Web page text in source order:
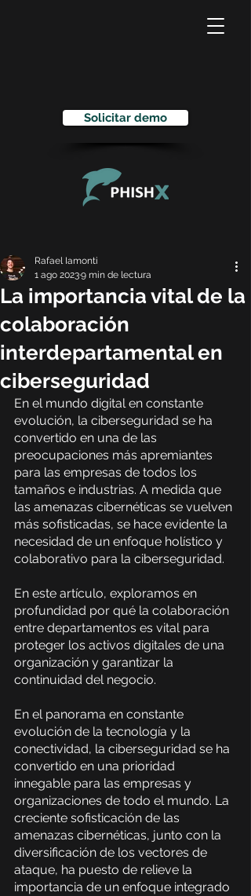
Solicitar demo
La importancia vital de la
colaboración
interdepartamental en
ciberseguridad
Rafael Iamonti
1 ago 20239 min de lectura
En el mundo digital en constante
evolución, la ciberseguridad se ha
convertido en una de las
preocupaciones más apremiantes
para las empresas de todos los
tamaños e industrias. A medida que
las amenazas cibernéticas se vuelven
más sofisticadas, se hace evidente la
necesidad de un enfoque holístico y
colaborativo para la ciberseguridad.
En este artículo, exploramos en
profundidad por qué la colaboración
entre departamentos es vital para
proteger los activos digitales de una
organización y garantizar la
continuidad del negocio.
En el panorama en constante
evolución de la tecnología y la
conectividad, la ciberseguridad se ha
convertido en una prioridad
innegable para las empresas y
organizaciones de todo el mundo. La
creciente sofisticación de las
amenazas cibernéticas, junto con la
diversificación de los vectores de
ataque, ha puesto de relieve la
importancia de un enfoque integrado